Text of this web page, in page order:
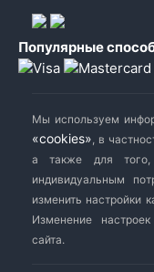
Популярные
Мы используем
«cookies», в
а также для того,
индивидуальным
изменить настройки
Изменение
сайта.